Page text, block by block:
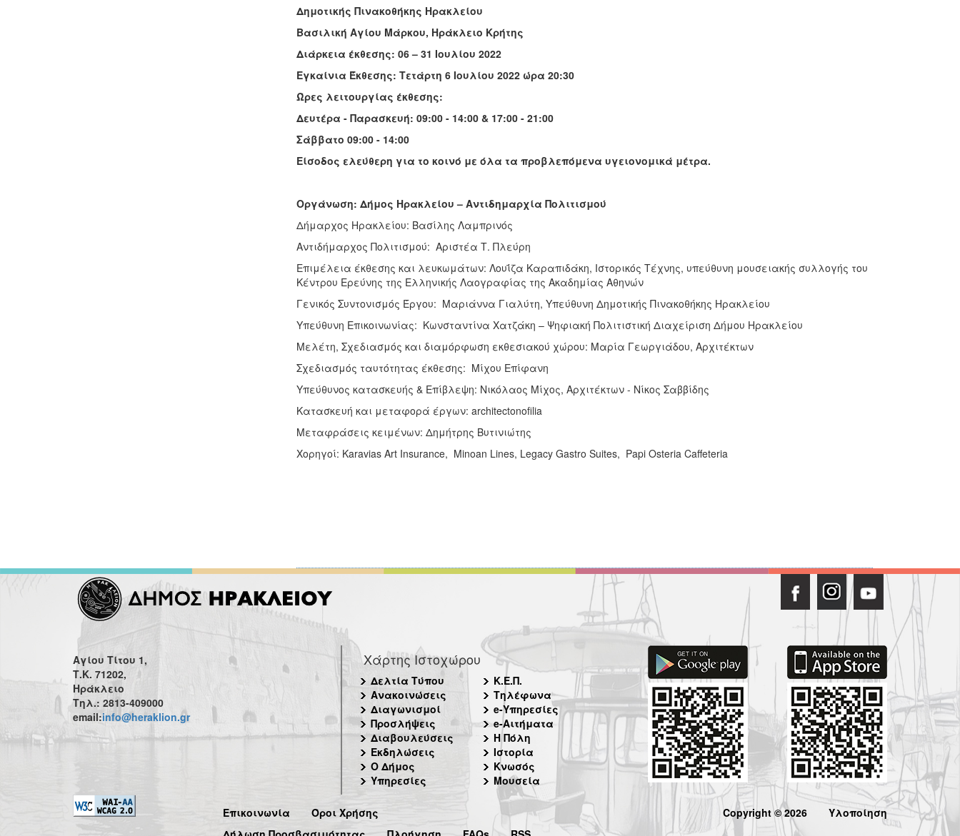
Δημοτικής Πινακοθήκης Ηρακλείου
Βασιλική Αγίου Μάρκου, Ηράκλειο Κρήτης
Διάρκεια έκθεσης: 06 – 31 Ιουλίου 2022
Εγκαίνια Έκθεσης: Τετάρτη 6 Ιουλίου 2022 ώρα 20:30
Ώρες λειτουργίας έκθεσης:
Δευτέρα - Παρασκευή: 09:00 - 14:00 & 17:00 - 21:00
Σάββατο 09:00 - 14:00
Είσοδος ελεύθερη για το κοινό με όλα τα προβλεπόμενα υγειονομικά μέτρα.
Οργάνωση: Δήμος Ηρακλείου – Αντιδημαρχία Πολιτισμού
Δήμαρχος Ηρακλείου: Βασίλης Λαμπρινός
Αντιδήμαρχος Πολιτισμού: Αριστέα Τ. Πλεύρη
Επιμέλεια έκθεσης και λευκωμάτων: Λουΐζα Καραπιδάκη, Ιστορικός Tέχνης, υπεύθυνη μουσειακής συλλογής του
Κέντρου Ερεύνης της Ελληνικής Λαογραφίας της Ακαδημίας Αθηνών
Γενικός Συντονισμός Έργου: Μαριάννα Γιαλύτη, Υπεύθυνη Δημοτικής Πινακοθήκης Ηρακλείου
Υπεύθυνη Επικοινωνίας: Κωνσταντίνα Χατζάκη – Ψηφιακή Πολιτιστική Διαχείριση Δήμου Ηρακλείου
Μελέτη, Σχεδιασμός και διαμόρφωση εκθεσιακού χώρου: Μαρία Γεωργιάδου, Αρχιτέκτων
Σχεδιασμός ταυτότητας έκθεσης: Μίχου Επίφανη
Υπεύθυνος κατασκευής & Επίβλεψη: Νικόλαος Μίχος, Αρχιτέκτων - Νίκος Σαββίδης
Κατασκευή και μεταφορά έργων: architectonofilia
Μεταφράσεις κειμένων: Δημήτρης Βυτινιώτης
Χορηγοί: Karavias Art Insurance, Minoan Lines, Legacy Gastro Suites, Papi Osteria Caffeteria
Αγίου Τίτου 1,
Τ.Κ. 71202,
Ηράκλειο
Τηλ.: 2813-409000
email:info@heraklion.gr
Χάρτης Ιστοχώρου
Δελτία Τύπου
Ανακοινώσεις
Διαγωνισμοί
Προσλήψεις
Διαβουλεύσεις
Εκδηλώσεις
Ο Δήμος
Υπηρεσίες
Κ.Ε.Π.
Τηλέφωνα
e-Υπηρεσίες
e-Αιτήματα
Η Πόλη
Ιστορία
Κνωσός
Μουσεία
Επικοινωνία
Όροι Χρήσης
Copyright © 2026 Υλοποίηση